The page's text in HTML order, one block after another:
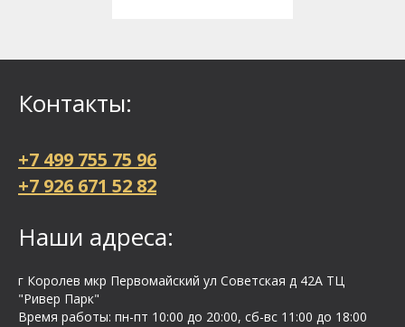
Контакты:
+7 499 755 75 96
+7 926 671 52 82
Наши адреса:
г Королев мкр Первомайский ул Cоветская д 42А ТЦ
"Ривер Парк"
Время работы: пн-пт 10:00 до 20:00, сб-вс 11:00 до 18:00